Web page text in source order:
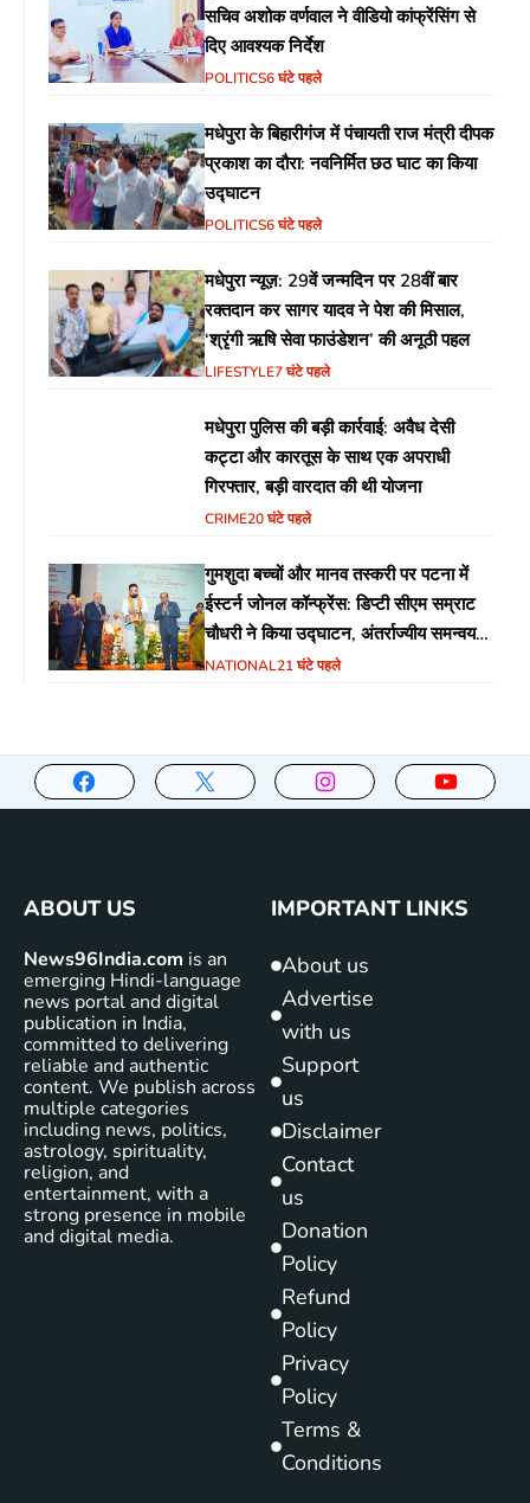
सचिव अशोक वर्णवाल ने वीडियो कांफ्रेंसिंग से
दिए आवश्यक निर्देश
POLITICS6 घंटे पहले
मधेपुरा के बिहारीगंज में पंचायती राज मंत्री दीपक
प्रकाश का दौरा: नवनिर्मित छठ घाट का किया
उद्घाटन
POLITICS6 घंटे पहले
मधेपुरा न्यूज़: 29वें जन्मदिन पर 28वीं बार
रक्तदान कर सागर यादव ने पेश की मिसाल,
‘श्रृंगी ऋषि सेवा फाउंडेशन’ की अनूठी पहल
LIFESTYLE7 घंटे पहले
मधेपुरा पुलिस की बड़ी कार्रवाई: अवैध देसी
कट्टा और कारतूस के साथ एक अपराधी
गिरफ्तार, बड़ी वारदात की थी योजना
CRIME20 घंटे पहले
गुमशुदा बच्चों और मानव तस्करी पर पटना में
ईस्टर्न जोनल कॉन्फ्रेंस: डिप्टी सीएम सम्राट
चौधरी ने किया उद्घाटन, अंतर्राज्यीय समन्वय
पर जोर
NATIONAL21 घंटे पहले
ABOUT US
News96India.com is an
emerging Hindi-language
news portal and digital
publication in India,
committed to delivering
reliable and authentic
content. We publish across
multiple categories
including news, politics,
astrology, spirituality,
religion, and
entertainment, with a
strong presence in mobile
and digital media.
IMPORTANT LINKS
About us
Advertise
with us
Support
us
Disclaimer
Contact
us
Donation
Policy
Refund
Policy
Privacy
Policy
Terms &
Conditions